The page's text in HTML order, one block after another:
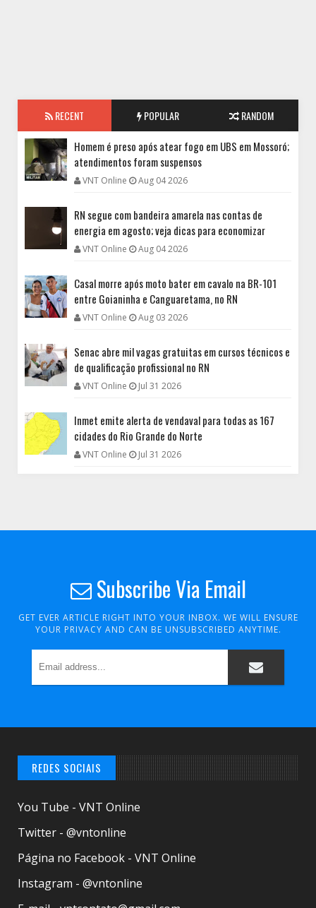
RECENT POPULAR RANDOM
Homem é preso após atear fogo em UBS em Mossoró;
atendimentos foram suspensos
VNT Online Aug 04 2026
RN segue com bandeira amarela nas contas de
energia em agosto; veja dicas para economizar
VNT Online Aug 04 2026
Casal morre após moto bater em cavalo na BR-101
entre Goianinha e Canguaretama, no RN
VNT Online Aug 03 2026
Senac abre mil vagas gratuitas em cursos técnicos e
de qualificação profissional no RN
VNT Online Jul 31 2026
Inmet emite alerta de vendaval para todas as 167
cidades do Rio Grande do Norte
VNT Online Jul 31 2026
Subscribe Via Email
GET EVER ARTICLE RIGHT INTO YOUR INBOX. WE WILL ENSURE
YOUR PRIVACY AND CAN BE UNSUBSCRIBED ANYTIME.
REDES SOCIAIS
You Tube - VNT Online
Twitter - @vntonline
Página no Facebook - VNT Online
Instagram - @vntonline